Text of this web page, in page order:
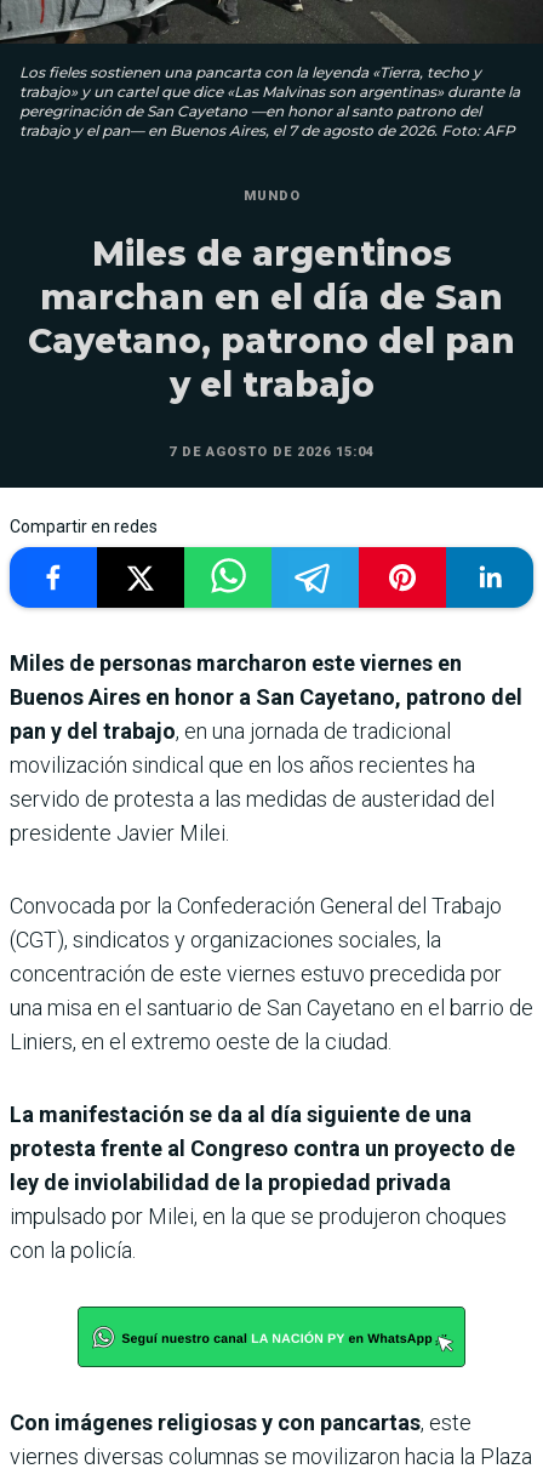
Los fieles sostienen una pancarta con la leyenda «Tierra, techo y
trabajo» y un cartel que dice «Las Malvinas son argentinas» durante la
peregrinación de San Cayetano —en honor al santo patrono del
trabajo y el pan— en Buenos Aires, el 7 de agosto de 2026. Foto: AFP
MUNDO
Miles de argentinos
marchan en el día de San
Cayetano, patrono del pan
y el trabajo
7 DE AGOSTO DE 2026 15:04
Compartir en redes
Miles de personas marcharon este viernes en
Buenos Aires en honor a San Cayetano, patrono del
pan y del trabajo, en una jornada de tradicional
movilización sindical que en los años recientes ha
servido de protesta a las medidas de austeridad del
presidente Javier Milei.
Convocada por la Confederación General del Trabajo
(CGT), sindicatos y organizaciones sociales, la
concentración de este viernes estuvo precedida por
una misa en el santuario de San Cayetano en el barrio de
Liniers, en el extremo oeste de la ciudad.
La manifestación se da al día siguiente de una
protesta frente al Congreso contra un proyecto de
ley de inviolabilidad de la propiedad privada
impulsado por Milei, en la que se produjeron choques
con la policía.
Con imágenes religiosas y con pancartas, este
viernes diversas columnas se movilizaron hacia la Plaza